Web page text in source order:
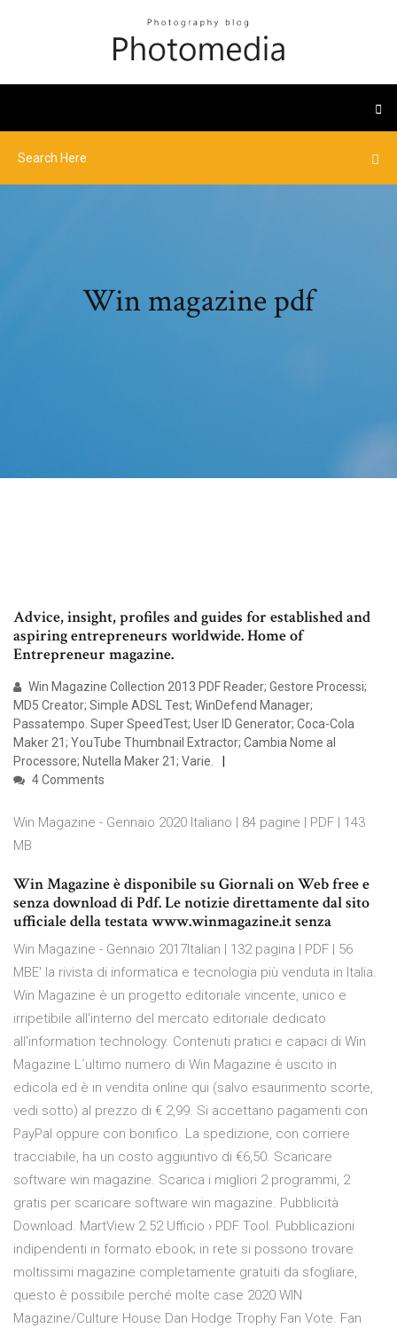
Win magazine pdf
Advice, insight, profiles and guides for established and
aspiring entrepreneurs worldwide. Home of
Entrepreneur magazine.
Win Magazine Collection 2013 PDF Reader; Gestore Processi;
MD5 Creator; Simple ADSL Test; WinDefend Manager;
Passatempo. Super SpeedTest; User ID Generator; Coca-Cola
Maker 21; YouTube Thumbnail Extractor; Cambia Nome al
Processore; Nutella Maker 21; Varie.
4 Comments
Win Magazine - Gennaio 2020 Italiano | 84 pagine | PDF | 143
MB
Win Magazine è disponibile su Giornali on Web free e
senza download di Pdf. Le notizie direttamente dal sito
ufficiale della testata www.winmagazine.it senza
Win Magazine - Gennaio 2017Italian | 132 pagina | PDF | 56
MBE' la rivista di informatica e tecnologia più venduta in Italia.
Win Magazine è un progetto editoriale vincente, unico e
irripetibile all'interno del mercato editoriale dedicato
all'information technology. Contenuti pratici e capaci di Win
Magazine L´ultimo numero di Win Magazine è uscito in
edicola ed è in vendita online qui (salvo esaurimento scorte,
vedi sotto) al prezzo di € 2,99. Si accettano pagamenti con
PayPal oppure con bonifico. La spedizione, con corriere
tracciabile, ha un costo aggiuntivo di €6,50. Scaricare
software win magazine. Scarica i migliori 2 programmi, 2
gratis per scaricare software win magazine. Pubblicità
Download. MartView 2.52 Ufficio › PDF Tool. Pubblicazioni
indipendenti in formato ebook; in rete si possono trovare
moltissimi magazine completamente gratuiti da sfogliare,
questo è possibile perché molte case 2020 WIN
Magazine/Culture House Dan Hodge Trophy Fan Vote. Fan